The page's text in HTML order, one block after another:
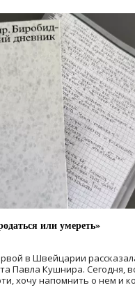
или умереть»
в Швейцарии
Павла Кушнира. Сегодня,
хочу напомнить о нем и